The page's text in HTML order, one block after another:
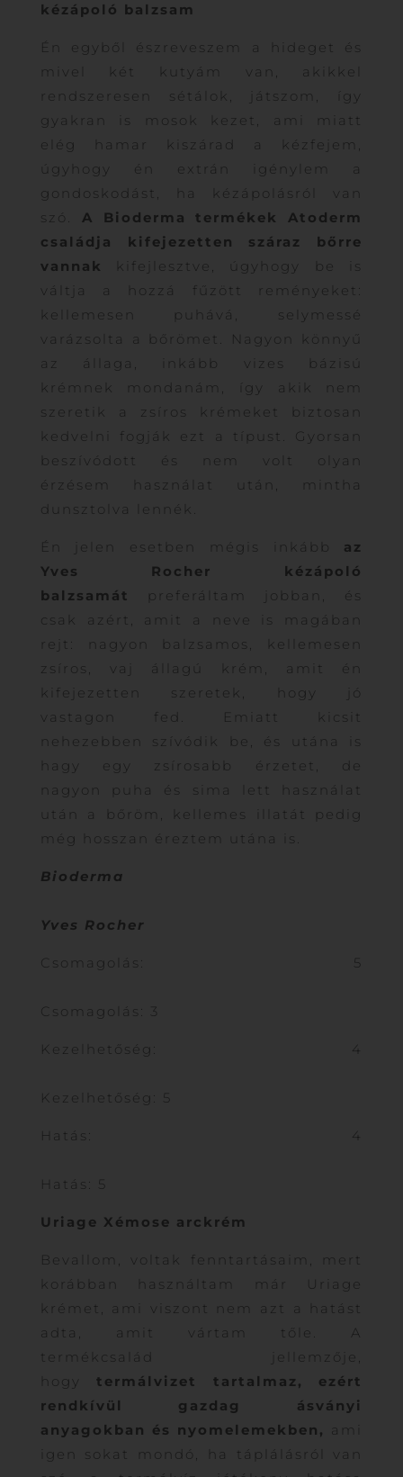
kézápoló balzsam
Én egyből észreveszem a hideget és
mivel két kutyám van, akikkel
rendszeresen sétálok, játszom, így
gyakran is mosok kezet, ami miatt
elég hamar kiszárad a kézfejem,
úgyhogy én extrán igénylem a
gondoskodást, ha kézápolásról van
szó. A Bioderma termékek Atoderm
családja kifejezetten száraz bőrre
vannak
kifejlesztve, úgyhogy be is
váltja a hozzá fűzött reményeket:
kellemesen puhává, selymessé
varázsolta a bőrömet. Nagyon könnyű
az állaga, inkább vizes bázisú
krémnek mondanám, így akik nem
szeretik a zsíros krémeket biztosan
kedvelni fogják ezt a típust. Gyorsan
beszívódott és nem volt olyan
érzésem használat után, mintha
dunsztolva lennék.
Én jelen esetben mégis inkább
az
Yves Rocher kézápoló
balzsamát
preferáltam jobban, és
csak azért, amit a neve is magában
rejt: nagyon balzsamos, kellemesen
zsíros, vaj állagú krém, amit én
kifejezetten szeretek, hogy jó
vastagon fed. Emiatt kicsit
nehezebben szívódik be, és utána is
hagy egy zsírosabb érzetet, de
nagyon puha és sima lett használat
után a bőröm, kellemes illatát pedig
még hosszan éreztem utána is.
Bioderma
Yves Rocher
Csomagolás: 5
Csomagolás: 3
Kezelhetőség: 4
Kezelhetőség: 5
Hatás: 4
Hatás: 5
Uriage Xémose arckrém
Bevallom, voltak fenntartásaim, mert
korábban használtam már Uriage
krémet, ami viszont nem azt a hatást
adta, amit vártam tőle. A
termékcsalád jellemzője,
hogytermálvizet tartalmaz, ezért
rendkívül gazdag ásványi
anyagokban és nyomelemekben, ami
igen sokat mondó, ha táplálásról van